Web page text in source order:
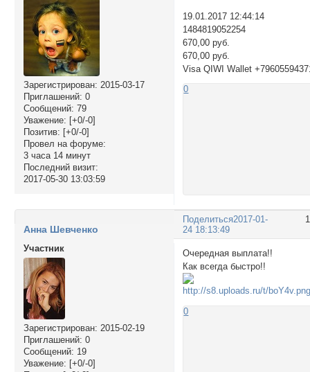
Зарегистрирован: 2015-03-17
Приглашений: 0
Сообщений: 79
Уважение: [+0/-0]
Позитив: [+0/-0]
Провел на форуме:
3 часа 14 минут
Последний визит:
2017-05-30 13:03:59
19.01.2017 12:44:14
1484819052254
670,00 руб.
670,00 руб.
Visa QIWI Wallet
0
Поделиться2017-01-
24 18:13:49
Анна Шевченко
Участник
Зарегистрирован: 2015-02-19
Приглашений: 0
Сообщений: 19
Уважение: [+0/-0]
Очередная выплата!!
Как всегда быстро!!
0